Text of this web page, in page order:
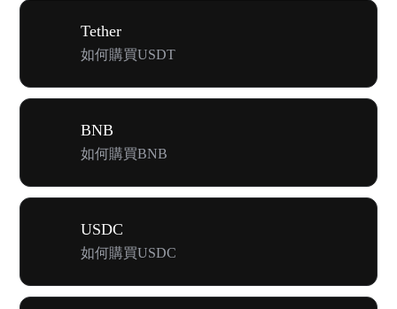
Tether
如何購買USDT
BNB
如何購買BNB
USDC
如何購買USDC